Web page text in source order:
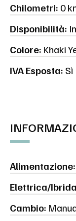
Chilometri: 0
Disponibilità:
Colore: Khaki
IVA Esposta: Sì
Alimentazione:
Elettrica/
Cambio: